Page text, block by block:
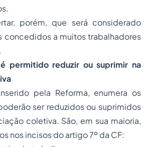
porém, que será considerado
concedidos a muitos trabalhadores
permitido reduzir ou suprimir na
pela Reforma, enumera os
ser reduzidos ou suprimidos
coletiva. São, em sua maioria,
nos incisos do artigo 7º da CF: